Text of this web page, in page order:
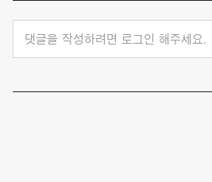
댓글을 작성하려면 로그인 해주세요.